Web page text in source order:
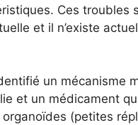
Ces troubles
et il n’existe
un mécanisme
et un médicament
(petites